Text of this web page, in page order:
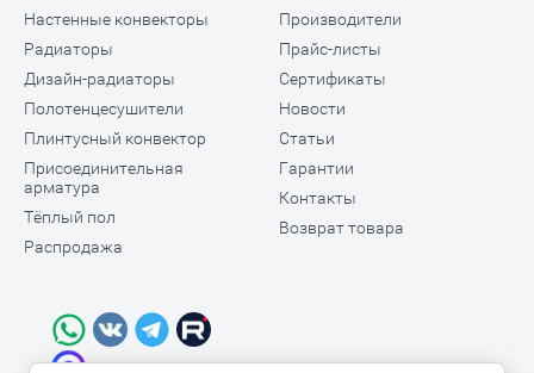
Настенные конвекторы
Радиаторы
Дизайн-радиаторы
Полотенцесушители
Плинтусный конвектор
Присоединительная
арматура
Тёплый пол
Распродажа
Производители
Прайс-листы
Сертификаты
Новости
Статьи
Гарантии
Контакты
Возврат товара